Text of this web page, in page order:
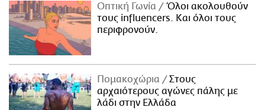
Οπτική Γωνία
Όλοι ακολουθούν
τους influencers. Και όλοι τους
περιφρονούν.
Πομακοχώρια
Στους
αρχαιότερους αγώνες πάλης με
λάδι στην Ελλάδα